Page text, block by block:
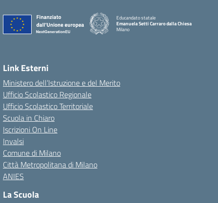
Educandato statale
Emanuela Setti Carraro dalla Chiesa
Milano
Link Esterni
Ministero dell’Istruzione e del Merito
Ufficio Scolastico Regionale
Ufficio Scolastico Territoriale
Scuola in Chiaro
Iscrizioni On Line
Invalsi
Comune di Milano
Città Metropolitana di Milano
ANIES
La Scuola